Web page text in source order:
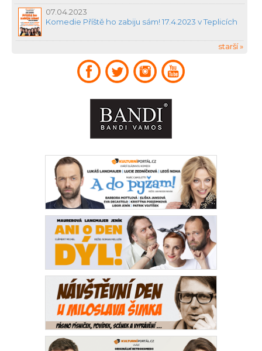
07.04.2023
Komedie Příště ho zabiju sám! 17.4.2023 v Teplicích
starší »